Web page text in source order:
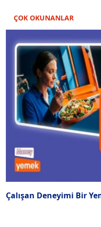
ÇOK OKUNANLAR
Çalışan Deneyimi Bir